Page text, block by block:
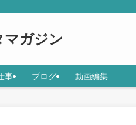
マガジン
事 ブログ 動画編集